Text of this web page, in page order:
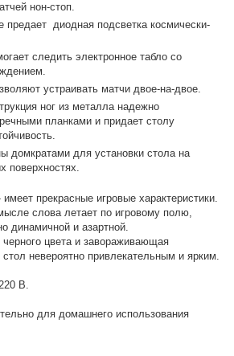
нон-стоп.
предает диодная подсветка космически-
следить электронное табло со
устраивать матчи двое-на-двое.
ног из металла надежно
планками и придает столу
домкратами для установки стола на
поверхностях.
прекрасные игровые характеристики.
слова летает по игровому полю,
динамичной и азартной.
цвета и завораживающая
невероятно привлекательным и ярким.
В.
для домашнего использования